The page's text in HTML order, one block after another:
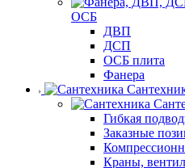
ОСБ
ДВП
ДСП
ОСБ плита
Фанера
Гибкая
Заказные
Краны,